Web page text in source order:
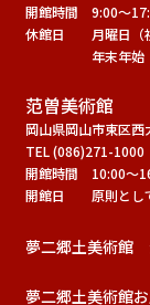
開館時間
9:00～
休館日
月曜日（
年末年始
范曽美術館
岡山県岡山市東区
TEL (086)271-1000
開館時間
10:00～
開館日
原則とし
夢二郷土美術館
夢二郷土美術館